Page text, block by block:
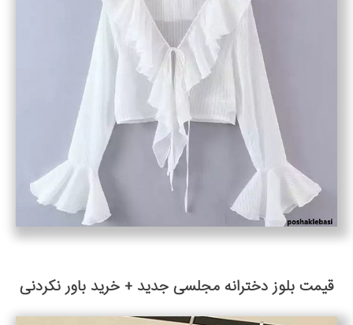
قیمت بلوز دخترانه مجلسی جدید + خرید باور نکردنی